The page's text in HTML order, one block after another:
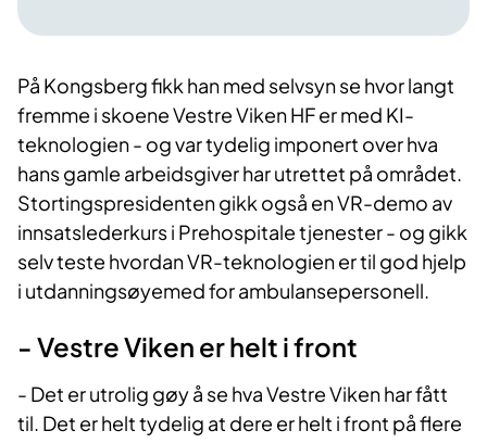
På Kongsberg fikk han med selvsyn se hvor langt
fremme i skoene Vestre Viken HF er med KI-
teknologien - og var tydelig imponert over hva
hans gamle arbeidsgiver har utrettet på området.
Stortingspresidenten gikk også en VR-demo av
innsatslederkurs i Prehospitale tjenester - og gikk
selv teste hvordan VR-teknologien er til god hjelp
i utdanningsøyemed for ambulansepersonell.
- Vestre Viken er helt i front
- Det er utrolig gøy å se hva Vestre Viken har fått
til. Det er helt tydelig at dere er helt i front på flere